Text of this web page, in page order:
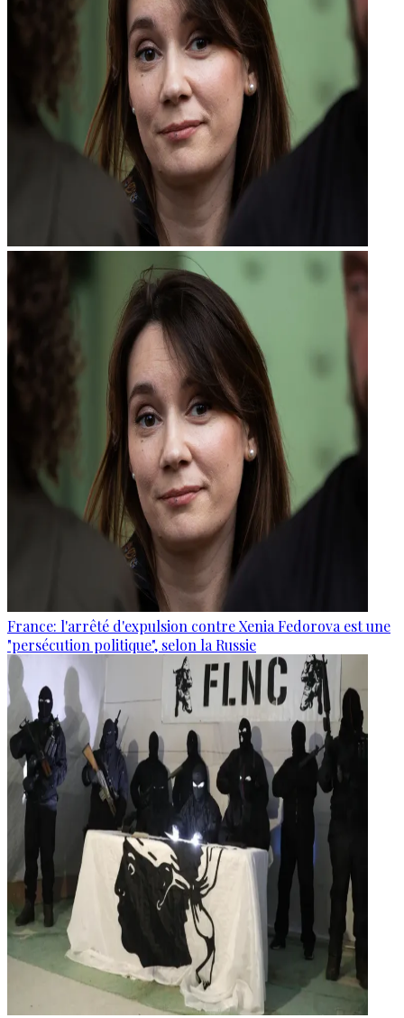
France: l'arrêté d'expulsion contre Xenia Fedorova est une
"persécution politique", selon la Russie